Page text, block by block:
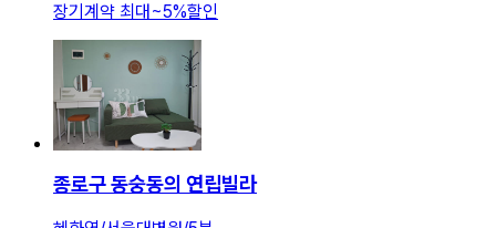
장기계약 최대 ~5%할인
종로구 동숭동의 연립빌라